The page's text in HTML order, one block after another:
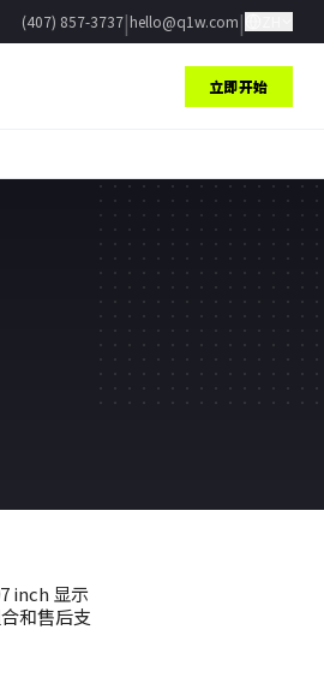
(407) 857-3737|hello@q1w.com|
立即开始
inch 显示
和售后支